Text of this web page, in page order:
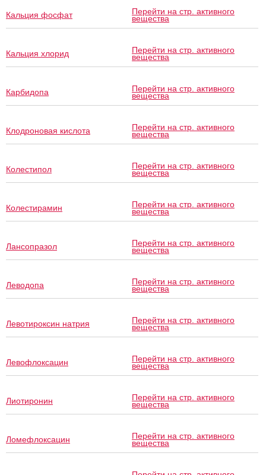
Кальция фосфат Перейти на стр. активного
вещества
Кальция хлорид Перейти на стр. активного
вещества
Карбидопа Перейти на стр. активного
вещества
Клодроновая кислота Перейти на стр. активного
вещества
Колестипол Перейти на стр. активного
вещества
Колестирамин Перейти на стр. активного
вещества
Лансопразол Перейти на стр. активного
вещества
Леводопа Перейти на стр. активного
вещества
Левотироксин натрия Перейти на стр. активного
вещества
Левофлоксацин Перейти на стр. активного
вещества
Лиотиронин Перейти на стр. активного
вещества
Ломефлоксацин Перейти на стр. активного
вещества